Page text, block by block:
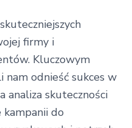
firmy i
Kluczowym
odnieść sukces w
analiza skuteczności
kampanii do